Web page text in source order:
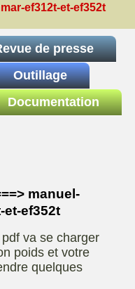
ef312t-et-ef352t
de presse
et-Eliet
ELIET
ou
Motoculteur
Technique de
compostage
Outillage
Affuteuse
Documentation
manuel-
et-ef352t
va se charger
poids et votre
quelques